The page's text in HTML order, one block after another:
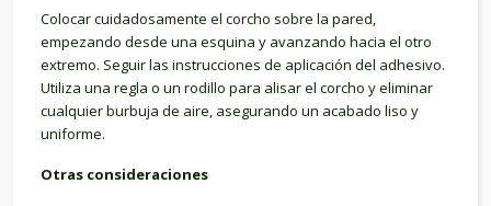
Colocar cuidadosamente el corcho sobre la pared,
empezando desde una esquina y avanzando hacia el otro
extremo. Seguir las instrucciones de aplicación del adhesivo.
Utiliza una regla o un rodillo para alisar el corcho y eliminar
cualquier burbuja de aire, asegurando un acabado liso y
uniforme.
Otras consideraciones